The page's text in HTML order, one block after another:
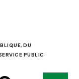
DU
PUBLIC